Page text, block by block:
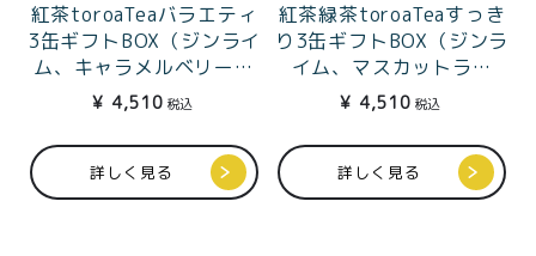
紅茶toroaTeaバラエティ
3缶ギフトBOX（ジンライ
ム、キャラメルベリー、
カカオバニラ）
¥ 4,510 税込
詳しく見る
紅茶緑茶toroaTeaすっき
り3缶ギフトBOX（ジンラ
イム、マスカットライ
チ、白桃フランボワー
ズ）
¥ 4,510 税込
詳しく見る